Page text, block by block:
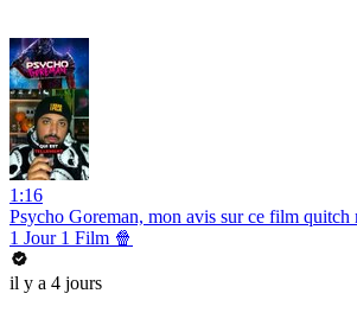
1:16
Psycho Goreman, mon avis sur ce film quitch
1 Jour 1 Film 🍿
il y a 4 jours